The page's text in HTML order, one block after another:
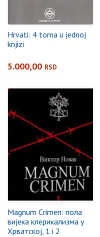
Hrvati: 4 toma u jednoj
knjizi
5.000,00 RSD
Magnum Crimen: пола
вијека клерикализма у
Хрватској, 1 i 2